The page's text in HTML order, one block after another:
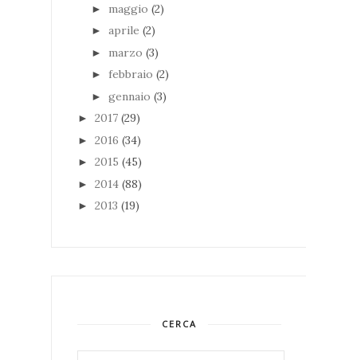
► maggio (2)
► aprile (2)
► marzo (3)
► febbraio (2)
► gennaio (3)
► 2017 (29)
► 2016 (34)
► 2015 (45)
► 2014 (88)
► 2013 (19)
CERCA